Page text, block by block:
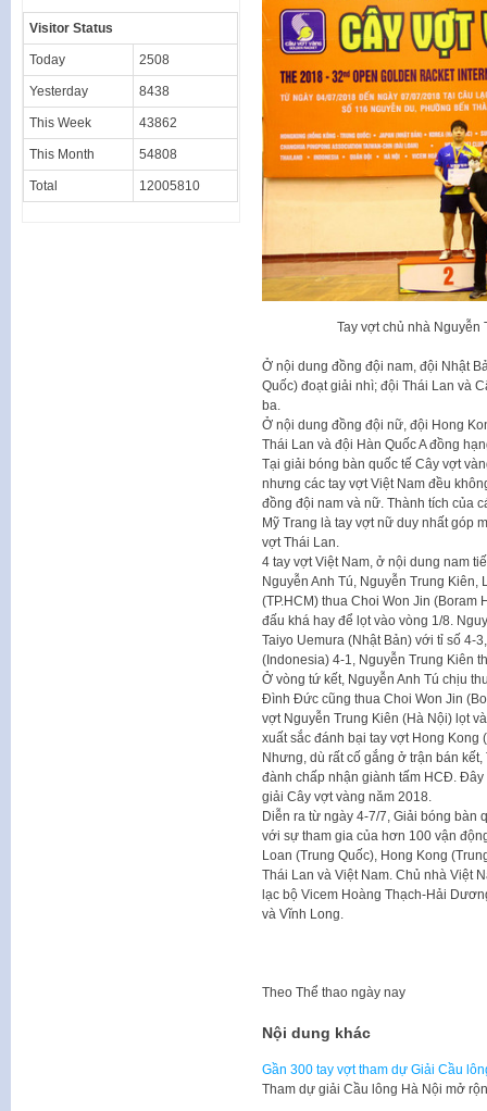
Tay vợt chủ nhà
Ở nội dung đồng đội nam, đội Nhật
Quốc) đoạt giải nhì; đội Thái Lan và
ba.
Ở nội dung đồng đội nữ, đội Hong
Thái Lan và đội Hàn Quốc A đồng
Tại giải bóng bàn quốc tế Cây vợt
nhưng các tay vợt Việt Nam đều
đồng đội nam và nữ. Thành tích của
Mỹ Trang là tay vợt nữ duy nhất góp
vợt Thái Lan.
4 tay vợt Việt Nam, ở nội dung nam
Nguyễn Anh Tú, Nguyễn Trung
(TP.HCM) thua Choi Won Jin
đấu khá hay để lọt vào vòng 1/8.
Taiyo Uemura (Nhật Bản) với tỉ số 4-
(Indonesia) 4-1, Nguyễn Trung Kiên
Ở vòng tứ kết, Nguyễn Anh Tú chịu
Đình Đức cũng thua Choi Won Jin
vợt Nguyễn Trung Kiên (Hà Nội) lọt
xuất sắc đánh bại tay vợt Hong Kong
Nhưng, dù rất cố gắng ở trận bán
đành chấp nhận giành tấm HCĐ. Đây
giải Cây vợt vàng năm 2018.
Diễn ra từ ngày 4-7/7, Giải bóng bàn
với sự tham gia của hơn 100 vận
Loan (Trung Quốc), Hong Kong
Thái Lan và Việt Nam. Chủ nhà Việt
lạc bộ Vicem Hoàng Thạch-Hải
và Vĩnh Long.
Theo Thể thao ngày nay
Nội dung khác
Gần 300 tay vợt tham dự Giải Cầu
Tham dự giải Cầu lông Hà Nội mở
Visitor Status
Today 2508
Yesterday 8438
This Week 43862
This Month 54808
Total 12005810